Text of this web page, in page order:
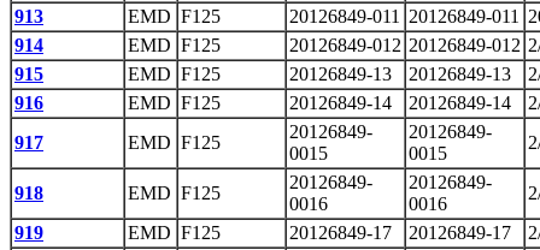
913
EMD F125 20126849-011 20126849-011
914
EMD F125 20126849-012 20126849-012
915
EMD F125 20126849-13 20126849-13
916
EMD F125 20126849-14 20126849-14
917
EMD F125
20126849-
0015
20126849-
0015
918 EMD F125
20126849-
0016
20126849-
0016
919
EMD F125 20126849-17 20126849-17